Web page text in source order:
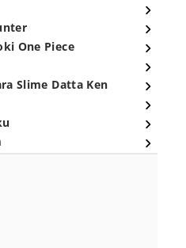
One Piece
Slime Datta Ken